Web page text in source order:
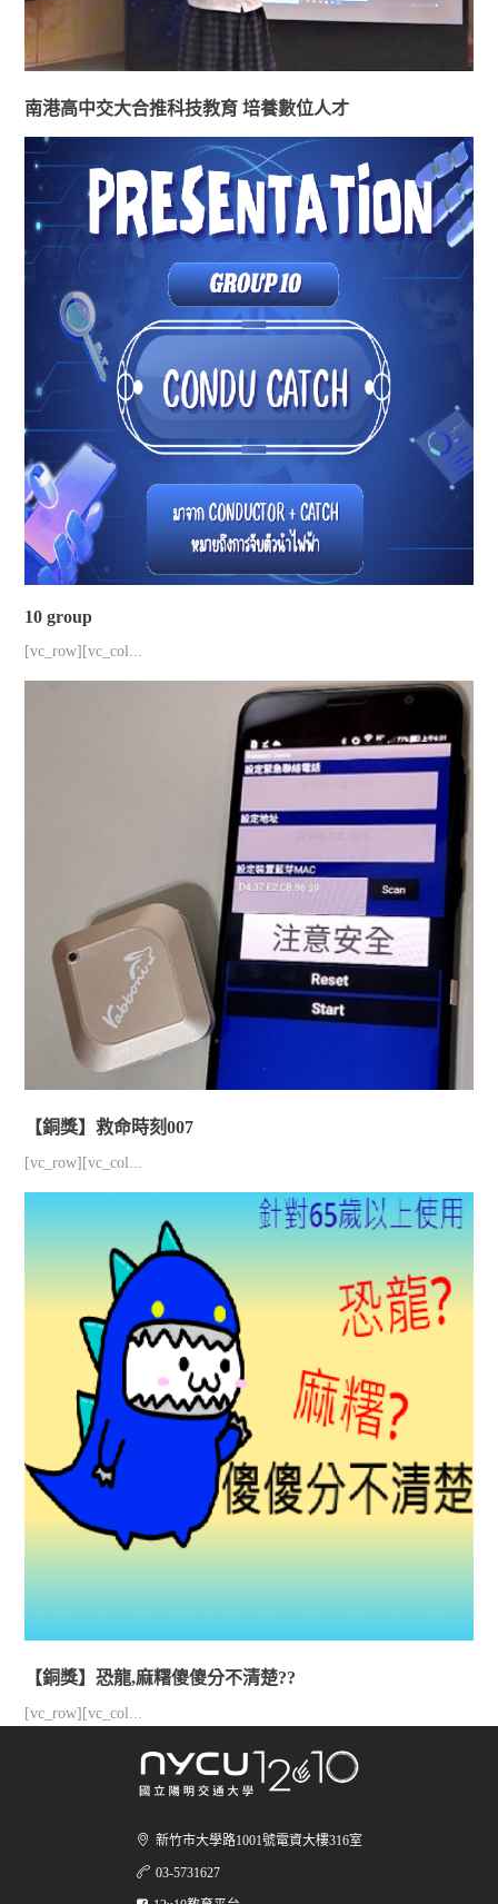
南港高中交大合推科技教育 培養數位人才
10 group
[vc_row][vc_col...
【銅獎】救命時刻007
[vc_row][vc_col...
【銅獎】恐龍,麻糬傻傻分不清楚??
[vc_row][vc_col...
新竹市大學路1001號電資大樓316室
03-5731627